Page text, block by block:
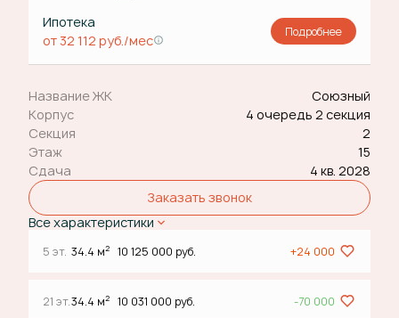
Ипотека
от 32 112 руб./мес
Подробнее
Название ЖК
Союзный
Корпус
4 очередь 2 секция
Секция
2
Этаж
15
Сдача
4 кв. 2028
Заказать звонок
Все характеристики
5 эт. 34.4 м2 10 125 000 руб. +24 000
21 эт.34.4 м2 10 031 000 руб. -70 000